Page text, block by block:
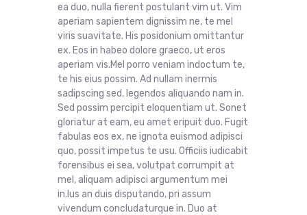
ea duo, nulla fierent postulant vim ut. Vim
aperiam sapientem dignissim ne, te mel
viris suavitate. His posidonium omittantur
ex. Eos in habeo dolore graeco, ut eros
aperiam vis.Mel porro veniam indoctum te,
te his eius possim. Ad nullam inermis
sadipscing sed, legendos aliquando nam in.
Sed possim percipit eloquentiam ut. Sonet
gloriatur at eam, eu amet eripuit duo. Fugit
fabulas eos ex, ne ignota euismod adipisci
quo, possit impetus te usu. Officiis iudicabit
forensibus ei sea, volutpat corrumpit at
mel, aliquam adipisci argumentum mei
in.Ius an duis disputando, pri assum
vivendum concludaturque in. Duo at